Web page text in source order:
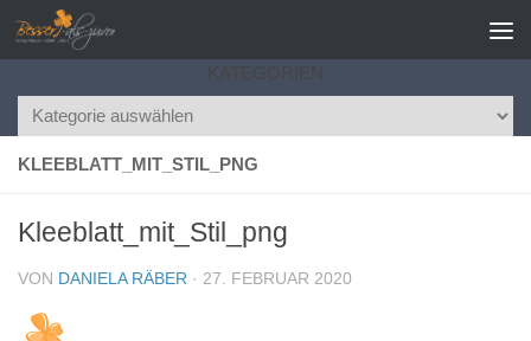
Zum Inhalt springen
KATEGORIEN
Kategorien
KLEEBLATT_MIT_STIL_PNG
Kleeblatt_mit_Stil_png
VON DANIELA RÄBER · 27. FEBRUAR 2020